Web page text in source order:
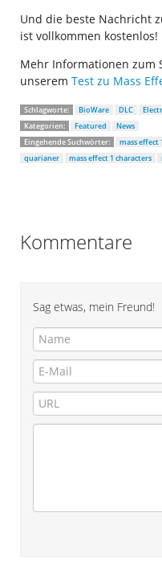
Und die beste Nachricht
ist vollkommen kostenlos!
Mehr Informationen zum
unserem Test zu Mass
Schlagworte: BioWare DLC
Kategorien:
Featured
News
Eingehende Suchwörter:
mass effect
quarianer
mass effect 1 characters
Kommentare
Sag etwas, mein Freund!